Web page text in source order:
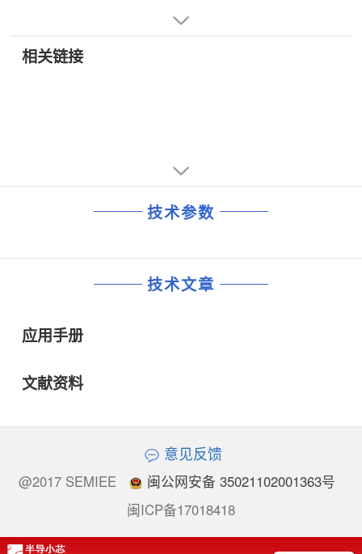
相关链接
技术参数
技术文章
应用手册
文献资料
意见反馈
@2017 SEMIEE
闽公网安备 35021102001363号
闽ICP备17018418